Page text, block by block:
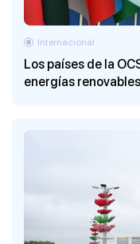
Los países de la
energías renovables
Internacional